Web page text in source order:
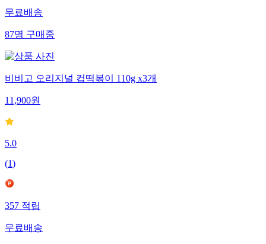
무료배송
87명구매중
비비고 오리지널 컵떡볶이 110g x3개
11,900원
5.0
(1)
357적립
무료배송